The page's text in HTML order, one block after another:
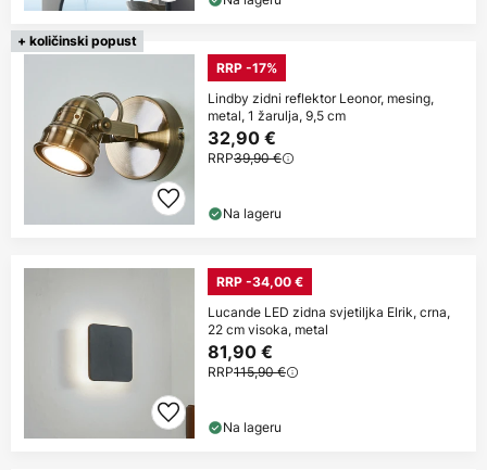
+ količinski popust
RRP -17%
Lindby zidni reflektor Leonor, mesing,
metal, 1 žarulja, 9,5 cm
32,90 €
RRP39,90 €
Na lageru
RRP -34,00 €
Lucande LED zidna svjetiljka Elrik, crna,
22 cm visoka, metal
81,90 €
RRP115,90 €
Na lageru